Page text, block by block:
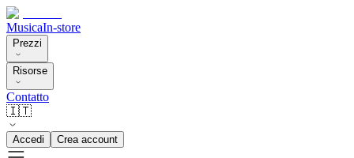
MusicaIn-store
Prezzi
Risorse
Contatto
🇮🇹
Accedi Crea account